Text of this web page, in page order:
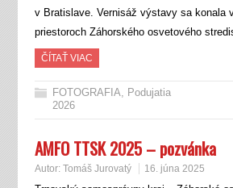
v Bratislave. Vernisáž výstavy sa konala
priestoroch Záhorského osvetového
ČÍTAŤ VIAC
FOTOGRAFIA, Podujatia
2026
AMFO TTSK 2025 – pozvánka
Autor: Tomáš Jurovatý 16. júna 2025